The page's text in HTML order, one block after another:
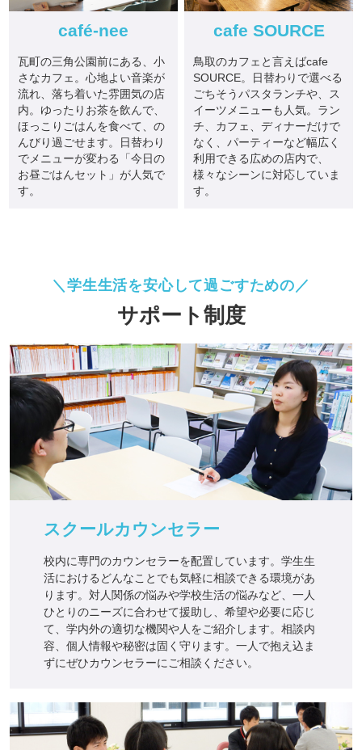
café-nee
瓦町の三角公園前にある、小
さなカフェ。心地よい音楽が
流れ、落ち着いた雰囲気の店
内。ゆったりお茶を飲んで、
ほっこりごはんを食べて、の
んびり過ごせます。日替わり
でメニューが変わる「今日の
お昼ごはんセット」が人気で
す。
cafe SOURCE
鳥取のカフェと言えばcafe
SOURCE。日替わりで選べる
ごちそうパスタランチや、ス
イーツメニューも人気。ラン
チ、カフェ、ディナーだけで
なく、パーティーなど幅広く
利用できる広めの店内で、
様々なシーンに対応していま
す。
学生生活を安心して過ごすための
サポート制度
スクールカウンセラー
校内に専門のカウンセラーを配置しています。学生生
活におけるどんなことでも気軽に相談できる環境があ
ります。対人関係の悩みや学校生活の悩みなど、一人
ひとりのニーズに合わせて援助し、希望や必要に応じ
て、学内外の適切な機関や人をご紹介します。相談内
容、個人情報や秘密は固く守ります。一人で抱え込ま
ずにぜひカウンセラーにご相談ください。